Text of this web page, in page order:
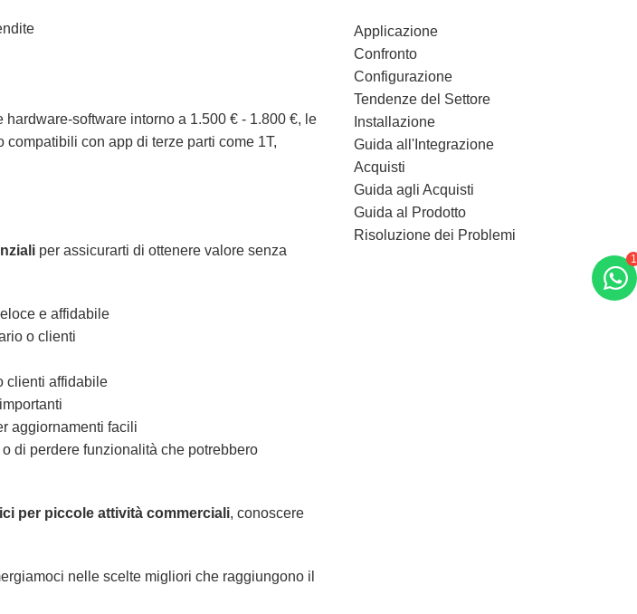
software intorno a 1.500 € - 1.800 €, le
con app di terze parti come 1T,
per assicurarti di ottenere valore senza
e affidabile
o clienti
clienti affidabile
aggiornamenti facili
di perdere funzionalità che potrebbero
per piccole attività commerciali, conoscere
nelle scelte migliori che raggiungono il
Applicazione
Confronto
Configurazione
Tendenze del Settore
Installazione
Guida all'Integrazione
Acquisti
Guida agli Acquisti
Guida al Prodotto
Risoluzione dei Problemi
1